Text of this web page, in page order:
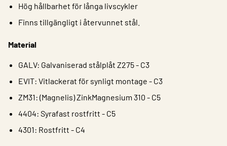
Hög hållbarhet för långa livscykler
Finns tillgängligt i återvunnet stål.
Material
GALV: Galvaniserad stålplåt Z275 - C3
EVIT: Vitlackerat för synligt montage - C3
ZM31: (Magnelis) ZinkMagnesium 310 - C5
4404: Syrafast rostfritt - C5
4301: Rostfritt - C4